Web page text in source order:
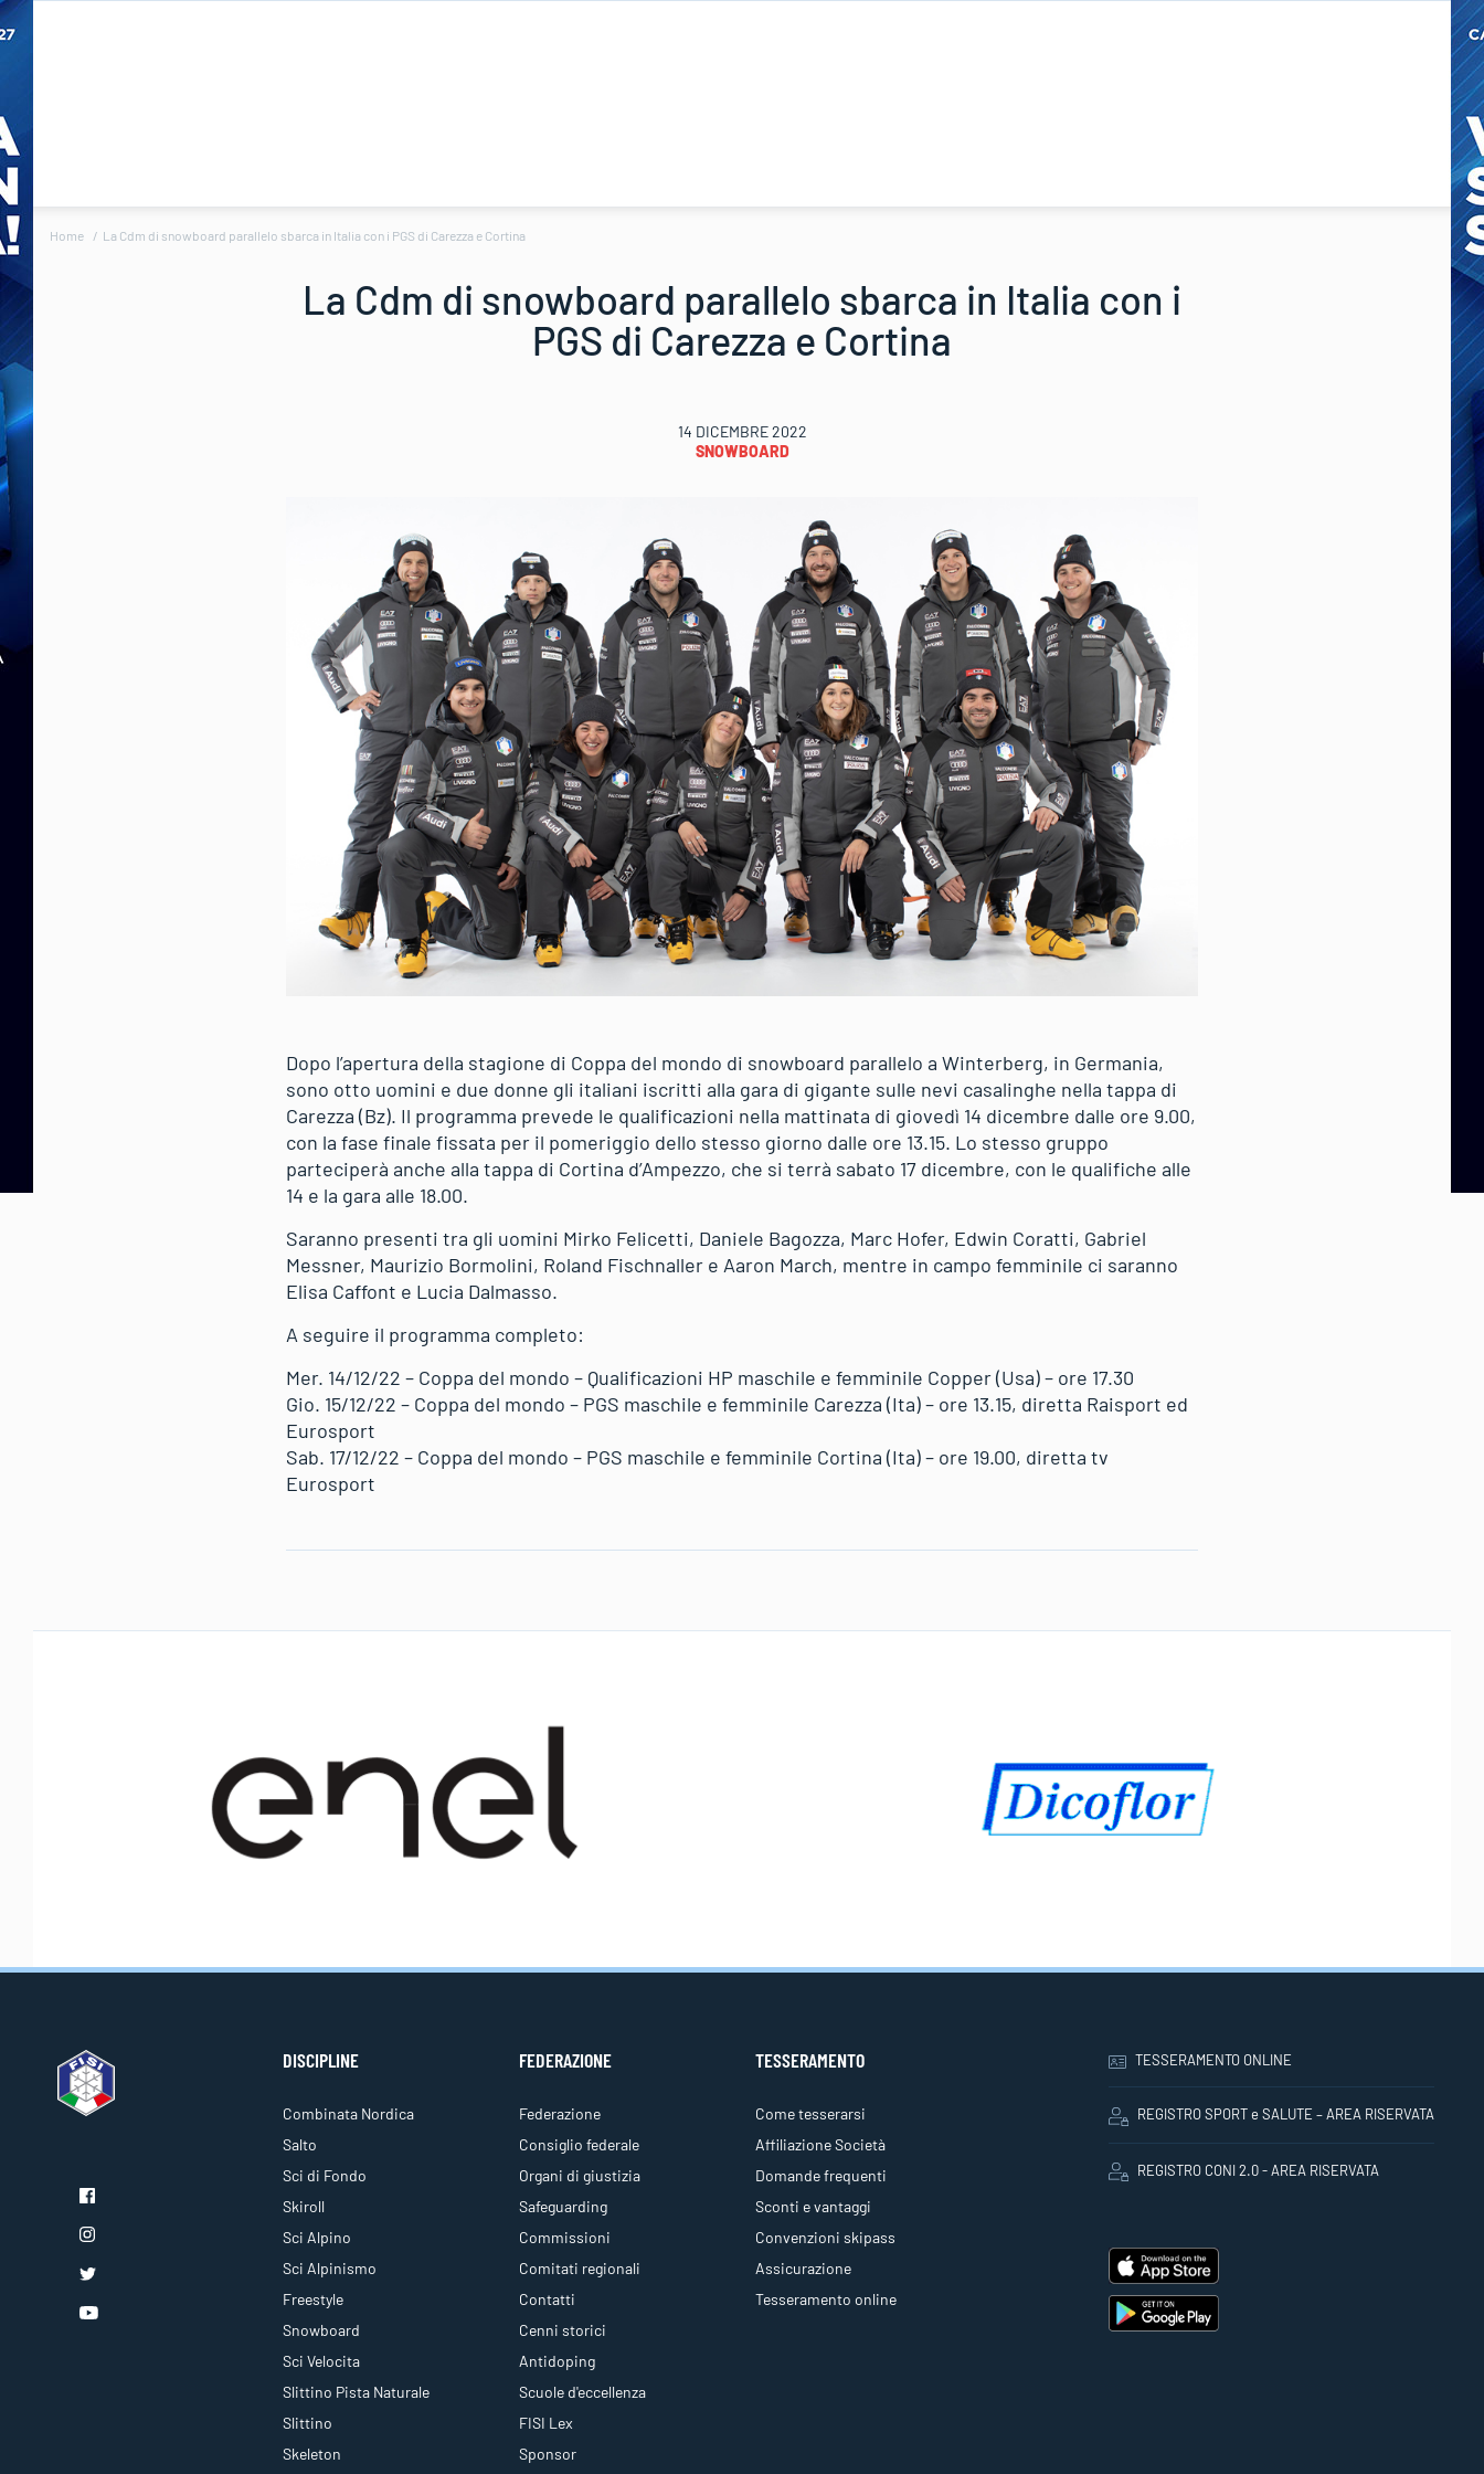
Home La Cdm di snowboard parallelo sbarca in Italia con i PGS di Carezza e Cortina
La Cdm di snowboard parallelo sbarca in Italia con i
PGS di Carezza e Cortina
14 DICEMBRE 2022
SNOWBOARD
Dopo l’apertura della stagione di Coppa del mondo di snowboard parallelo a Winterberg, in Germania,
sono otto uomini e due donne gli italiani iscritti alla gara di gigante sulle nevi casalinghe nella tappa di
Carezza (Bz). Il programma prevede le qualificazioni nella mattinata di giovedì 14 dicembre dalle ore 9.00,
con la fase finale fissata per il pomeriggio dello stesso giorno dalle ore 13.15. Lo stesso gruppo
parteciperà anche alla tappa di Cortina d’Ampezzo, che si terrà sabato 17 dicembre, con le qualifiche alle
14 e la gara alle 18.00.
Saranno presenti tra gli uomini Mirko Felicetti, Daniele Bagozza, Marc Hofer, Edwin Coratti, Gabriel
Messner, Maurizio Bormolini, Roland Fischnaller e Aaron March, mentre in campo femminile ci saranno
Elisa Caffont e Lucia Dalmasso.
A seguire il programma completo:
Mer. 14/12/22 – Coppa del mondo – Qualificazioni HP maschile e femminile Copper (Usa) – ore 17.30
Gio. 15/12/22 – Coppa del mondo – PGS maschile e femminile Carezza (Ita) – ore 13.15, diretta Raisport ed
Eurosport
Sab. 17/12/22 – Coppa del mondo – PGS maschile e femminile Cortina (Ita) – ore 19.00, diretta tv
Eurosport
DISCIPLINE
Combinata Nordica
Salto
Sci di Fondo
Skiroll
Sci Alpino
Sci Alpinismo
Freestyle
Snowboard
Sci Velocita
Slittino Pista Naturale
Slittino
Skeleton
FEDERAZIONE
Federazione
Consiglio federale
Organi di giustizia
Safeguarding
Commissioni
Comitati regionali
Contatti
Cenni storici
Antidoping
Scuole d'eccellenza
FISI Lex
Sponsor
TESSERAMENTO
Come tesserarsi
Affiliazione Società
Domande frequenti
Sconti e vantaggi
Convenzioni skipass
Assicurazione
Tesseramento online
TESSERAMENTO ONLINE
REGISTRO SPORT e SALUTE – AREA RISERVATA
REGISTRO CONI 2.0 - AREA RISERVATA